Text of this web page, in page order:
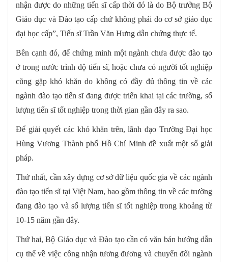
nhận được do những tiến sĩ cấp thời đó là do Bộ trưởng Bộ
Giáo dục và Đào tạo cấp chứ không phải do cơ sở giáo dục
đại học cấp”, Tiến sĩ Trần Văn Hưng dẫn chứng thực tế.
Bên cạnh đó, để chứng minh một ngành chưa được đào tạo
ở trong nước trình độ tiến sĩ, hoặc chưa có người tốt nghiệp
cũng gặp khó khăn do không có đầy đủ thông tin về các
ngành đào tạo tiến sĩ đang được triển khai tại các trường, số
lượng tiến sĩ tốt nghiệp trong thời gian gần đây ra sao.
Để giải quyết các khó khăn trên, lãnh đạo Trường Đại học
Hùng Vương Thành phố Hồ Chí Minh đề xuất một số giải
pháp.
Thứ nhất, cần xây dựng cơ sở dữ liệu quốc gia về các ngành
đào tạo tiến sĩ tại Việt Nam, bao gồm thông tin về các trường
đang đào tạo và số lượng tiến sĩ tốt nghiệp trong khoảng từ
10-15 năm gần đây.
Thứ hai, Bộ Giáo dục và Đào tạo cần có văn bản hướng dẫn
cụ thể về việc công nhận tương đương và chuyển đổi ngành